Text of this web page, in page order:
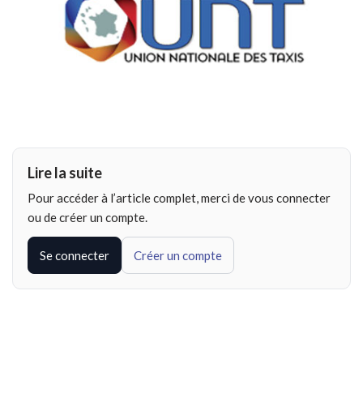
Lire la suite
Pour accéder à l’article complet, merci de vous connecter
ou de créer un compte.
Se connecter Créer un compte